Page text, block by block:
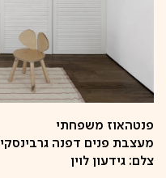
פנטהאוז משפחתי
מעצבת פנים דפנה גרבינסקי
צלם: גידעון לוין